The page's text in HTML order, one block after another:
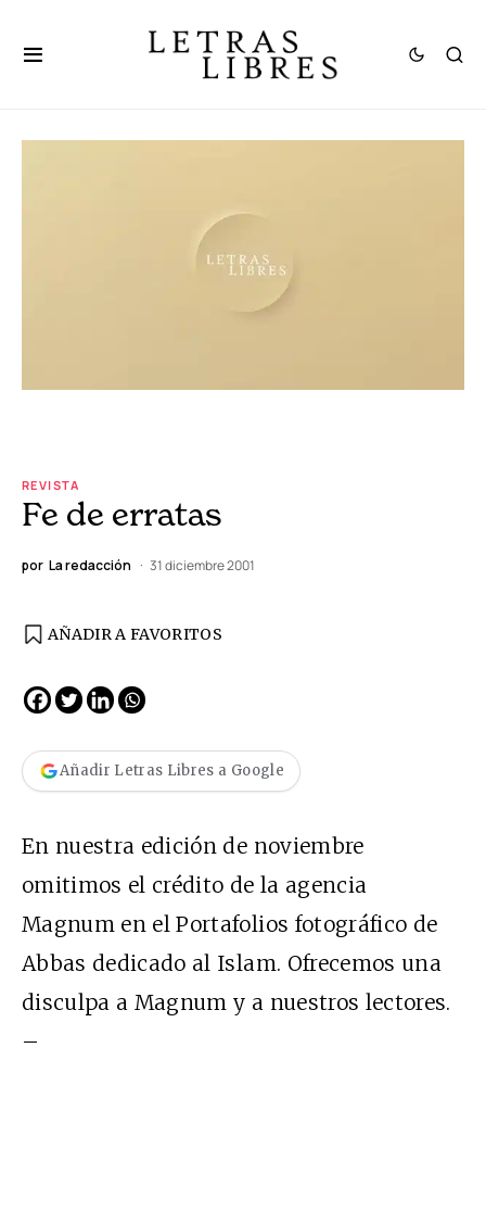
REVISTA
Fe de erratas
por La redacción 31 diciembre 2001
AÑADIR A FAVORITOS
Añadir Letras Libres a Google
En nuestra edición de noviembre
omitimos el crédito de la agencia
Magnum en el Portafolios fotográfico de
Abbas dedicado al Islam. Ofrecemos una
disculpa a Magnum y a nuestros lectores.
–